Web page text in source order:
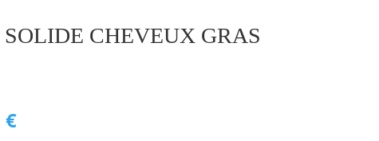
CHEVEUX GRAS
€Plage